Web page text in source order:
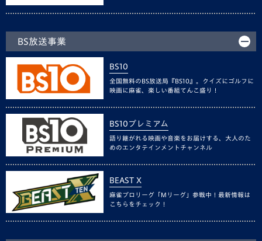
BS放送事業
BS10
全国無料のBS放送局『BS10』。クイズにゴルフに
映画に麻雀、楽しい番組てんこ盛り！
BS10プレミアム
語り継がれる映画や音楽をお届けする、大人のた
めのエンタテインメントチャンネル
BEAST X
麻雀プロリーグ「Mリーグ」参戦中！最新情報は
こちらをチェック！